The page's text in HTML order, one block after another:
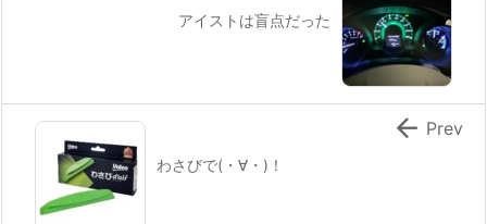
アイストは盲点だった
わさびで(・∀・)！
 Prev